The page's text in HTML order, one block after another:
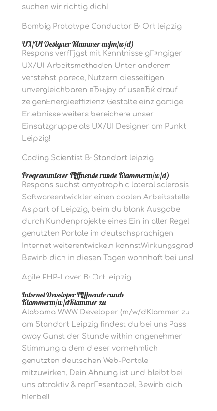
suchen wir richtig dich!
Bombig Prototype Conductor В· Ort leipzig
UX/UI Designer Klammer aufm/w/d)
Respons verfГјgst mit Kenntnisse gГ¤ngiger
UX/UI-Arbeitsmethoden Unter anderem
verstehst parece, Nutzern diesseitigen
unvergleichbaren вЂњjoy of useвЂќ drauf
zeigenEnergieeffizienz Gestalte einzigartige
Erlebnisse weiters bereichere unser
Einsatzgruppe als UX/UI Designer am Punkt
Leipzig!
Coding Scientist В· Standort leipzig
Programmierer Г¶ffnende runde Klammerm/w/d)
Respons suchst amyotrophic lateral sclerosis
Softwareentwickler einen coolen Arbeitsstelle
As part of Leipzig, beim du blank Ausgabe
durch Kundenprojekte eines Ein in aller Regel
genutzten Portale im deutschsprachigen
Internet weiterentwickeln kannstWirkungsgrad
Bewirb dich in diesen Tagen wohnhaft bei uns!
Agile PHP-Lover В· Ort leipzig
Internet Developer Г¶ffnende runde
Klammerm/w/dKlammer zu
Alabama WWW Developer (m/w/dKlammer zu
am Standort Leipzig findest du bei uns Pass
away Gunst der Stunde within angenehmer
Stimmung a dem dieser vornehmlich
genutzten deutschen Web-Portale
mitzuwirken. Dein Ahnung ist und bleibt bei
uns attraktiv & reprГ¤sentabel. Bewirb dich
hierbei!